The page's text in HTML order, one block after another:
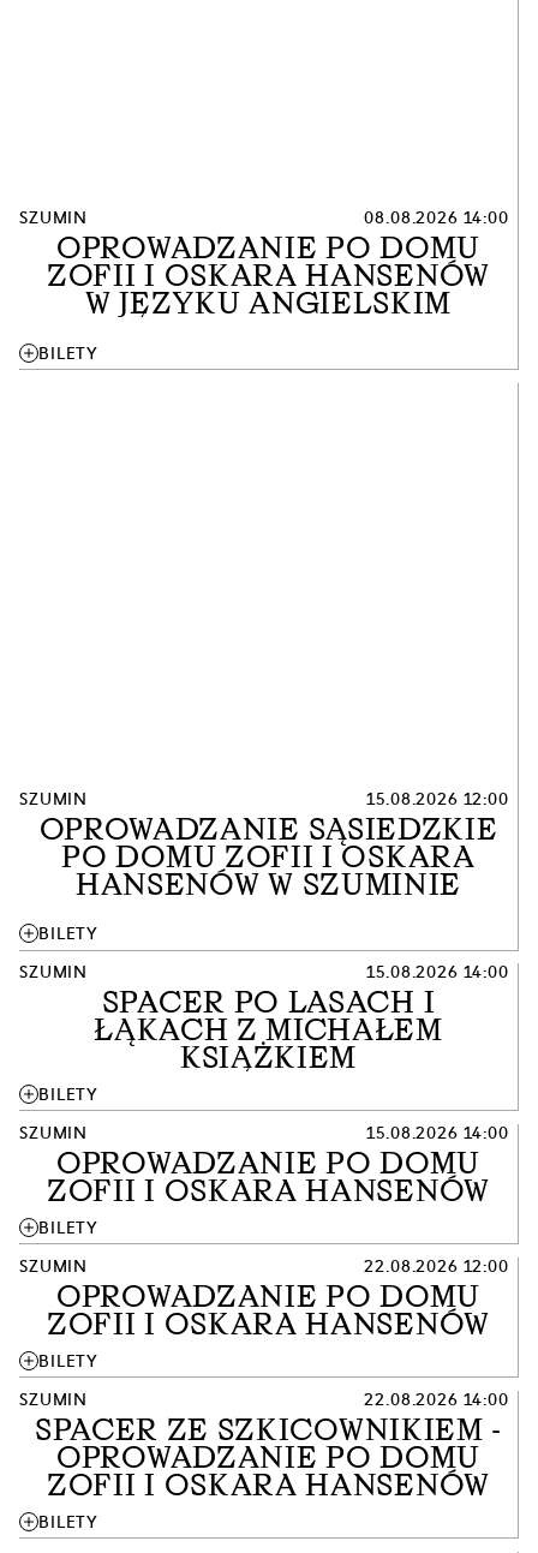
SZUMIN 08.08.2026 14:00
OPROWADZANIE PO DOMU
ZOFII I OSKARA HANSENÓW
W JĘZYKU ANGIELSKIM
addBILETY
SZUMIN 15.08.2026 12:00
OPROWADZANIE SĄSIEDZKIE
PO DOMU ZOFII I OSKARA
HANSENÓW W SZUMINIE
addBILETY
SZUMIN
15.08.2026 14:00
SPACER PO LASACH I
ŁĄKACH Z MICHAŁEM
KSIĄŻKIEM
addBILETY
SZUMIN
15.08.2026 14:00
OPROWADZANIE PO DOMU
ZOFII I OSKARA HANSENÓW
addBILETY
SZUMIN
22.08.2026 12:00
OPROWADZANIE PO DOMU
ZOFII I OSKARA HANSENÓW
addBILETY
SZUMIN
22.08.2026 14:00
SPACER ZE SZKICOWNIKIEM -
OPROWADZANIE PO DOMU
ZOFII I OSKARA HANSENÓW
addBILETY